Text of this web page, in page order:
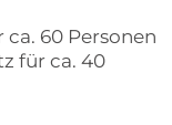
ca. 60 Personen
für ca. 40